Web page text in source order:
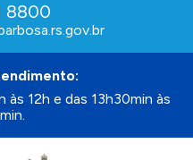
8800
às 12h e das 13h30min às